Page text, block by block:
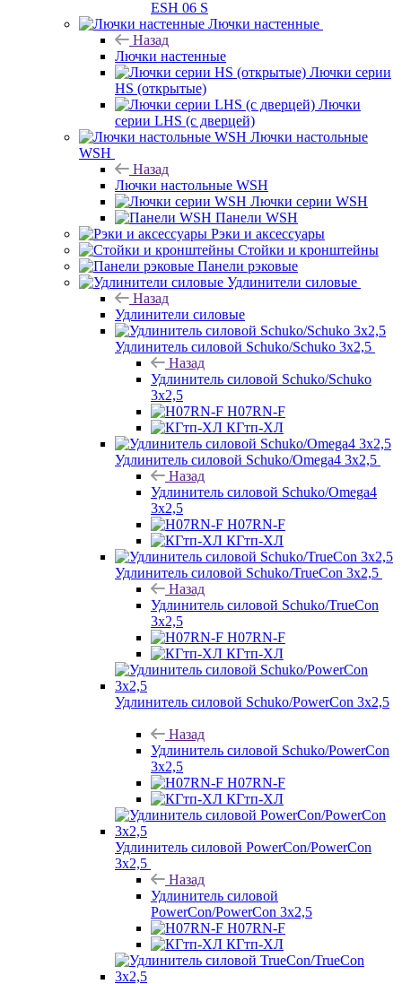
ESH 06 S
Лючки настенные
Назад
Лючки настенные
Лючки серии
HS (открытые)
Лючки
серии LHS (с дверцей)
Лючки настольные
WSH
Назад
Лючки настольные WSH
Лючки серии WSH
Панели WSH
Рэки и аксессуары
Стойки и кронштейны
Панели рэковые
Удлинители силовые
Назад
Удлинители силовые
Удлинитель силовой Schuko/Schuko 3х2,5
Назад
Удлинитель силовой Schuko/Schuko
3х2,5
H07RN-F
КГтп-ХЛ
Удлинитель силовой Schuko/Omega4 3х2,5
Назад
Удлинитель силовой Schuko/Omega4
3х2,5
H07RN-F
КГтп-ХЛ
Удлинитель силовой Schuko/TrueCon 3х2,5
Назад
Удлинитель силовой Schuko/TrueCon
3х2,5
H07RN-F
КГтп-ХЛ
Удлинитель силовой Schuko/PowerCon 3х2,5
Назад
Удлинитель силовой Schuko/PowerCon
3х2,5
H07RN-F
КГтп-ХЛ
Удлинитель силовой PowerCon/PowerCon
3х2,5
Назад
Удлинитель силовой
PowerCon/PowerCon 3х2,5
H07RN-F
КГтп-ХЛ